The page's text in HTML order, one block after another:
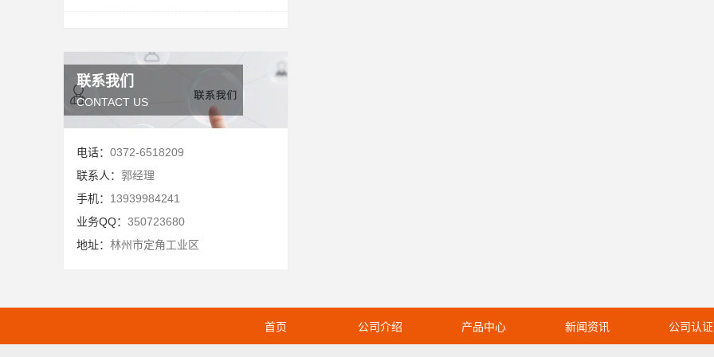
联系我们
CONTACT US
电话： 0372-6518209
联系人： 郭经理
手机： 13939984241
业务QQ： 350723680
地址： 林州市定角工业区
首页 公司介绍 产品中心 新闻资讯 公司认证